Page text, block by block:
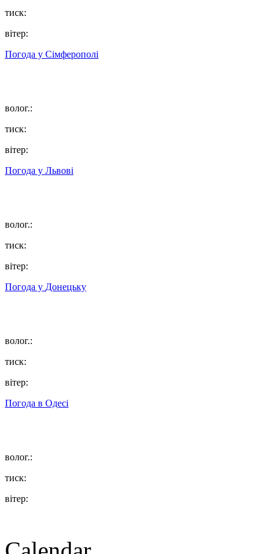
тиск:
вітер:
Погода у Сімферополі
волог.:
тиск:
вітер:
Погода у Львові
волог.:
тиск:
вітер:
Погода у Донецьку
волог.:
тиск:
вітер:
Погода в Одесі
волог.:
тиск:
вітер: